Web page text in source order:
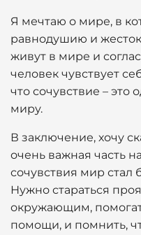
Я мечтаю о мире, в
равнодушию и
живут в мире и
человек чувствует
что сочувствие – это
миру.
В заключение, хочу
очень важная часть
сочувствия мир
Нужно стараться
окружающим,
помощи, и помнить,